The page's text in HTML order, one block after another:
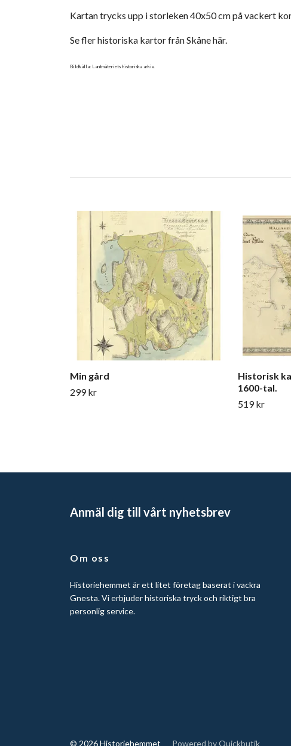
Kartan trycks upp i storleken 40x50 cm på vackert
Se fler historiska kartor från Skåne här.
Bildkälla: Lantmäteriets historiska arkiv.
Min gård
299 kr
Historisk
1600-tal.
519 kr
Anmäl dig till vårt nyhetsbrev
Om oss
Historiehemmet är ett litet företag baserat i vackra
Gnesta. Vi erbjuder historiska tryck och riktigt bra
personlig service.
© 2026 Historiehemmet Powered by Quickbutik